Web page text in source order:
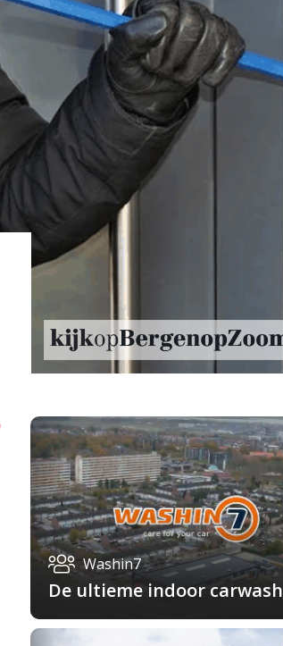
Washin7
De ultieme indoor carwash